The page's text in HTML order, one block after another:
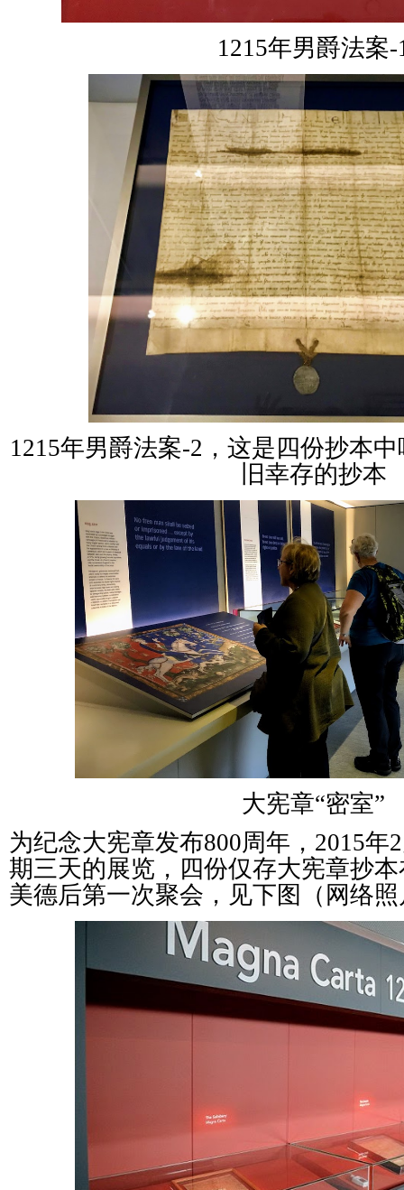
1215年男爵法案-
1215年男爵法案-2，这是四份抄本
旧幸存的抄本
大宪章“密室”
为纪念大宪章发布800周年，2015年
期三天的展览，四份仅存大宪章抄
美德后第一次聚会，见下图（网络